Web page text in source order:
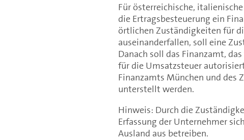
Für österreichische,
die Ertragsbesteuerung ein
örtlichen Zuständigkeiten für
auseinanderfallen, soll eine
Danach soll das Finanzamt,
für die Umsatzsteuer
Finanzamts München und des
unterstellt werden.
Hinweis: Durch die
Erfassung der Unternehmer
Ausland aus betreiben.